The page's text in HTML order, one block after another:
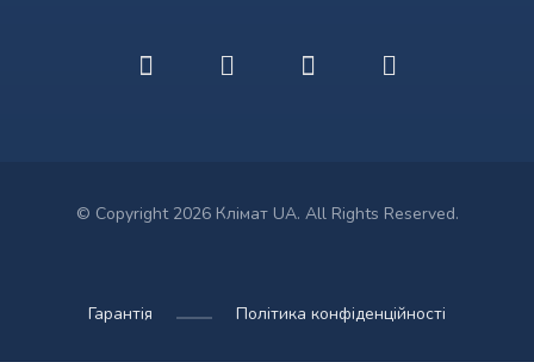
© Copyright 2026 Клімат UA. All Rights Reserved.
Політика конфіденційності
Гарантія